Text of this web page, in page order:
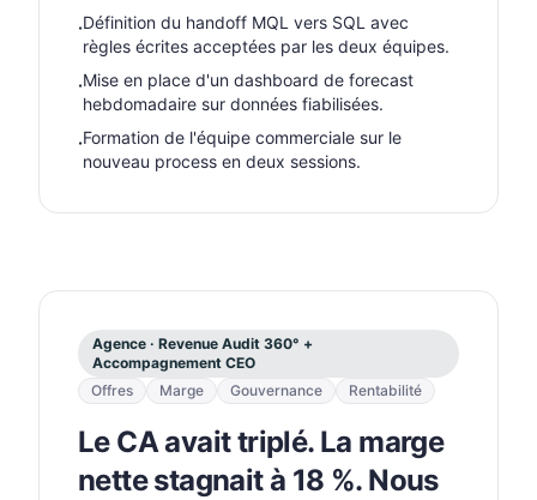
·Définition du handoff MQL vers SQL avec
règles écrites acceptées par les deux équipes.
·Mise en place d'un dashboard de forecast
hebdomadaire sur données fiabilisées.
·Formation de l'équipe commerciale sur le
nouveau process en deux sessions.
Agence · Revenue Audit 360° +
Accompagnement CEO
Offres
Marge Gouvernance Rentabilité
Le CA avait triplé. La marge
nette stagnait à 18 %. Nous